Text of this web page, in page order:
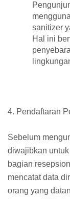
sanitizer
Hal ini
4. Pendaftaran
Sebelum
diwajibkan
bagian
mencatat data
orang yang